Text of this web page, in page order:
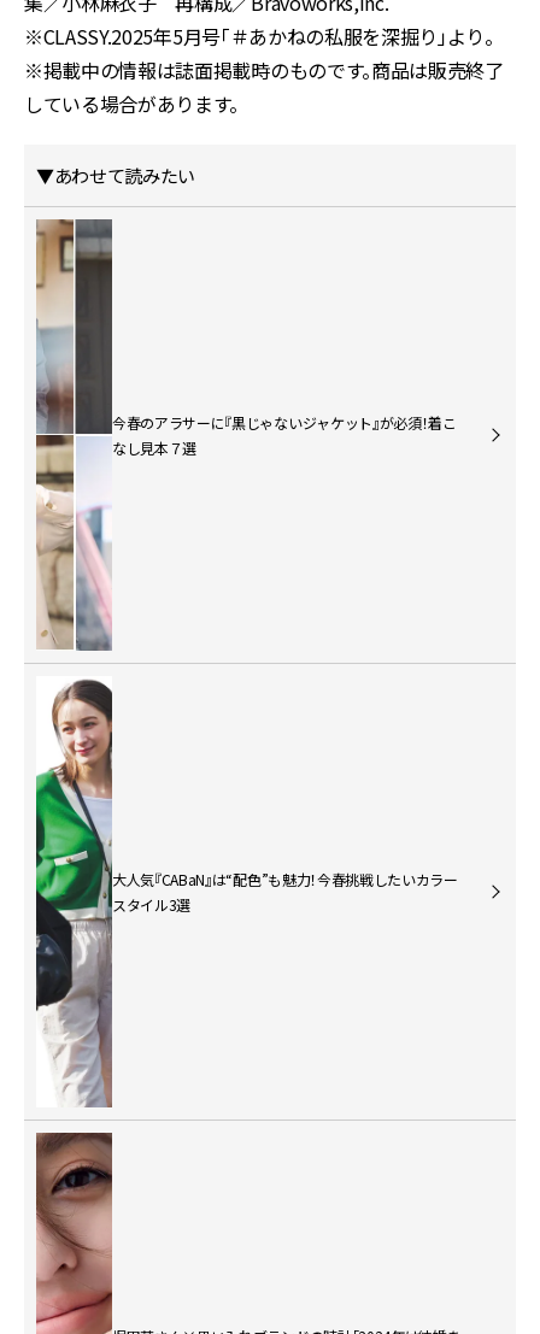
※CLASSY.2025年5月号「＃あかねの私服を深掘り」より。
※掲載中の情報は誌面掲載時のものです。商品は販売終了
している場合があります。
▼あわせて読みたい
今春のアラサーに『黒じゃないジャケット』が必須！着こ
なし見本７選
大人気『CABaN』は“配色”も魅力！今春挑戦したいカラー
スタイル3選